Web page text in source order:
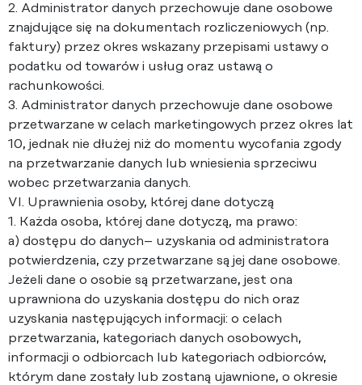
2. Administrator danych przechowuje dane osobowe
znajdujące się na dokumentach rozliczeniowych (np.
faktury) przez okres wskazany przepisami ustawy o
podatku od towarów i usług oraz ustawą o
rachunkowości.
3. Administrator danych przechowuje dane osobowe
przetwarzane w celach marketingowych przez okres lat
10, jednak nie dłużej niż do momentu wycofania zgody
na przetwarzanie danych lub wniesienia sprzeciwu
wobec przetwarzania danych.
VI. Uprawnienia osoby, której dane dotyczą
1. Każda osoba, której dane dotyczą, ma prawo:
a) dostępu do danych– uzyskania od administratora
potwierdzenia, czy przetwarzane są jej dane osobowe.
Jeżeli dane o osobie są przetwarzane, jest ona
uprawniona do uzyskania dostępu do nich oraz
uzyskania następujących informacji: o celach
przetwarzania, kategoriach danych osobowych,
informacji o odbiorcach lub kategoriach odbiorców,
którym dane zostały lub zostaną ujawnione, o okresie